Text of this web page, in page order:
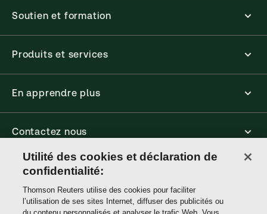
Soutien et formation
Produits et services
En apprendre plus
Contactez nous
Accessibilité
Connect
Utilité des cookies et déclaration de
confidentialité:
Thomson Reuters utilise des cookies pour faciliter
l’utilisation de ses sites Internet, diffuser des publicités ou